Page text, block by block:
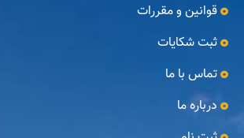
قوانین و مقررات
ثبت شکایات
تماس با ما
درباره‌ ما